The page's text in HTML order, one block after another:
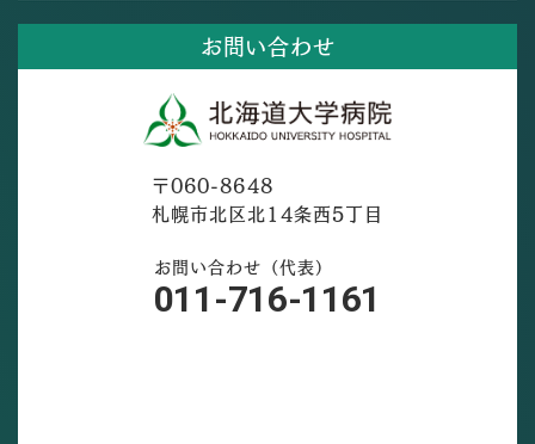
お問い合わせ
〒060-8648
札幌市北区北14条西5丁目
お問い合わせ（代表）
011-716-1161